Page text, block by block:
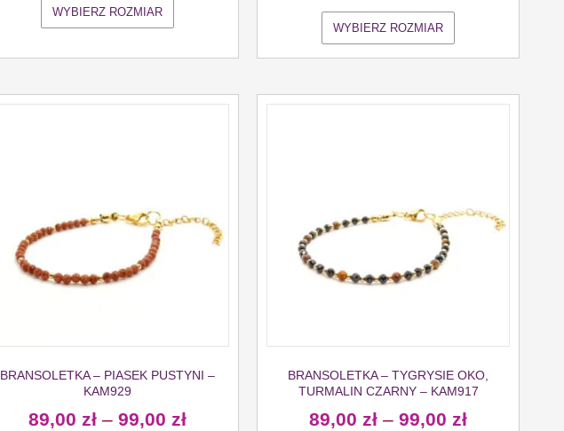
WYBIERZ ROZMIAR
WYBIERZ ROZMIAR
BRANSOLETKA – PIASEK PUSTYNI –
KAM929
89,00 zł – 99,00 zł
BRANSOLETKA – TYGRYSIE OKO,
TURMALIN CZARNY – KAM917
89,00 zł – 99,00 zł